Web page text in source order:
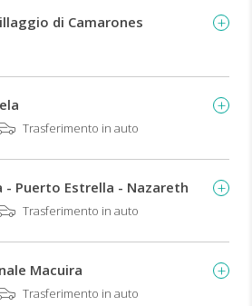
di Camarones
Trasferimento in auto
- Puerto Estrella - Nazareth
Trasferimento in auto
Macuira
Trasferimento in auto